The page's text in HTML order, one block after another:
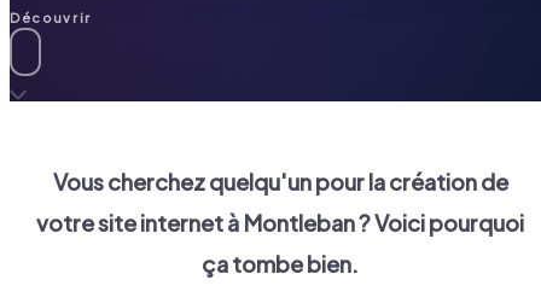
Découvrir
Vous cherchez quelqu'un pour la création de
votre site internet à Montleban? Voici pourquoi
ça tombe bien.